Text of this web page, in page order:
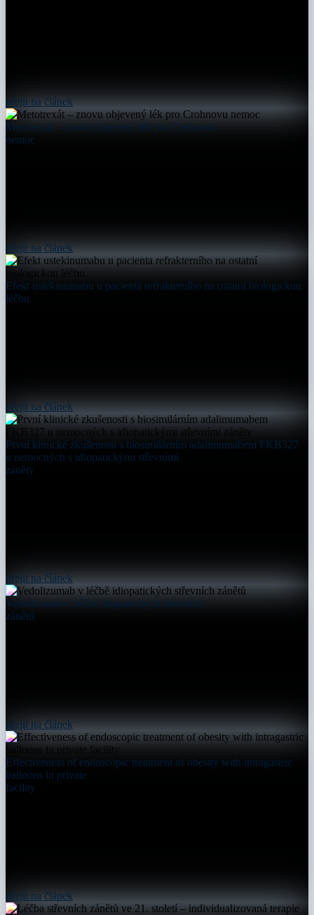
přejít na článek
Metotrexát – znovu objevený lék pro Crohnovu
nemoc
přejít na článek
Efekt ustekinumabu u pacienta refrakterního na ostatní biologickou
léčbu
přejít na článek
První klinické zkušenosti s biosimilárním adalimumabem FKB327
u nemocných s idiopatickými střevními
záněty
přejít na článek
Vedolizumab v léčbě idiopatických střevních
zánětů
přejít na článek
Effectiveness of endoscopic treatment of obesity with intragastric
balloons in private
facility
přejít na článek